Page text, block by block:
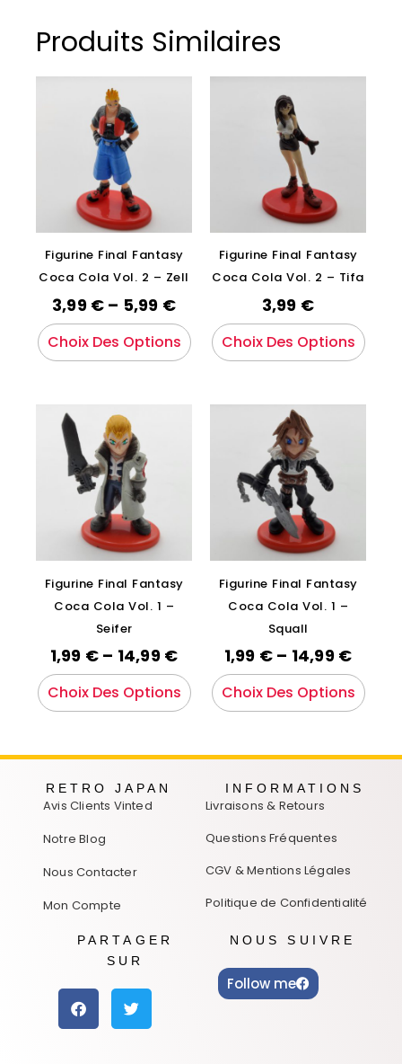
Produits Similaires
Figurine Final Fantasy
Coca Cola Vol. 2 – Zell
3,99 € – 5,99 €
Choix Des Options
Figurine Final Fantasy
Coca Cola Vol. 2 – Tifa
3,99 €
Choix Des Options
Figurine Final Fantasy
Coca Cola Vol. 1 –
Seifer
1,99 € – 14,99 €
Choix Des Options
Figurine Final Fantasy
Coca Cola Vol. 1 –
Squall
1,99 € – 14,99 €
Choix Des Options
RETRO JAPAN
Avis Clients Vinted
Notre Blog
Nous Contacter
Mon Compte
INFORMATIONS
Livraisons & Retours
Questions Fréquentes
CGV & Mentions Légales
Politique de Confidentialité
PARTAGER
SUR
NOUS SUIVRE
Follow me